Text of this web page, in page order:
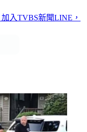
加入TVBS新聞LINE，